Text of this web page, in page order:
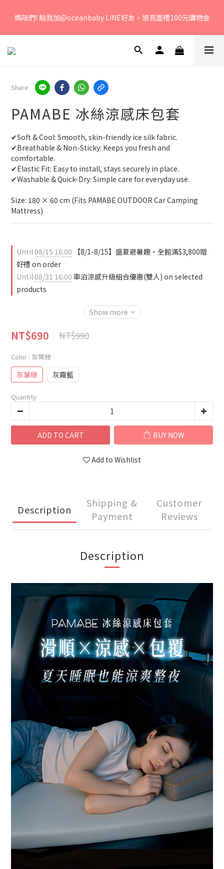
間：周一至周五 早上9點 至 下午6點。
媽咪們! 點我加@oceanbaby LINE好友，領見面禮100元購物金
若您有任何問題、歡迎聯絡客服專線：04-2382-6878，服務時
Share
PAMABE 冰絲涼感床包套
✔Soft & Cool: Smooth, skin-friendly ice silk fabric.
✔Breathable & Non-Sticky: Keeps you fresh and
comfortable.
✔Elastic Fit: Easy to install, stays securely in place.
✔Washable & Quick-Dry: Simple care for everyday use.
Size: 180 × 60 cm (Fits PAMABE OUTDOOR Car Camping
Mattress)
Until08/15 16:00 【8/1-8/15】盛夏避暑趣，全館滿$3,800贈
好禮 on order
Until08/31 16:00 車泊涼感升級組合優惠(雙人) on selected
products
Show more
NT$690 NT$990
Color : 灰葉綠
灰葉綠 灰霧藍
Quantity
ADD TO CART BUY NOW
Add to Wishlist
Description
Shipping &
Payment
Customer
Reviews
Description